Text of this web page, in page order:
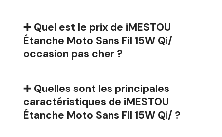
➕ Quel est le prix de iMESTOU
Étanche Moto Sans Fil 15W Qi/
occasion pas cher ?
➕ Quelles sont les principales
caractéristiques de iMESTOU
Étanche Moto Sans Fil 15W Qi/ ?